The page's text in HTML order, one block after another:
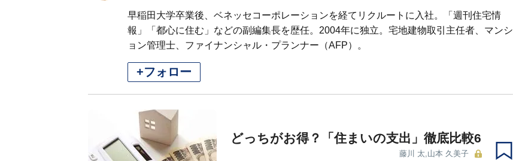
早稲田大学卒業後、ベネッセコーポレーションを経てリクルートに入社。「週刊住宅情
報」「都心に住む」などの副編集長を歴任。2004年に独立。宅地建物取引主任者、マンシ
ョン管理士、ファイナンシャル・プランナー（AFP）。
+フォロー
どっちがお得？「住まいの支出」徹底比較6
藤川 太,山本 久美子